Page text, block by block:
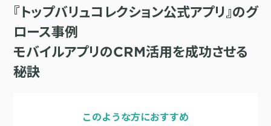
メールやLINE、プッシュ通知など、顧客のシーンに合わせた1to1コ
ミュニケーションを実現
KARTE Blocks
LPOやA/Bテストによって、誰でも直感的にサイトの改善を実現
KARTE Signals
KARTE Datahub
金融・保険・Fintech
不動産・住宅販売
人材
旅行・運輸
自治体
AI時代の生活文脈におけるCX/UXデザイン
「ブランドの意志を宿すAI」の実装論
顧客データを活用したLINEメッセージユースケース集
【2025年版】顧客データ活用最新事例
AIネイティブヘッドレスCMS
サポート
ブログ
『トップバリュコレクション公式アプリ』のグ
ロース事例
モバイルアプリのCRM活用を成功させる
秘訣
このような方におすすめ